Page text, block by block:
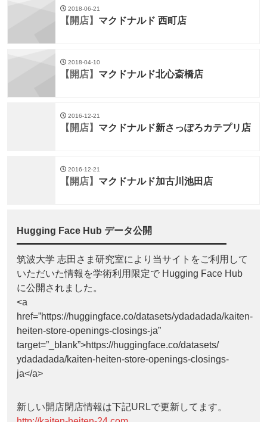
2018-06-21
【開店】 マクドナルド 西町店
2018-04-10
【開店】 マクドナルド北心斎橋店
2016-12-21
【開店】 マクドナルド新さっぽろカテプリ店
2016-12-21
【開店】 マクドナルド加古川池田店
Hugging Face Hub データ公開
筑波大学 志田さま研究室により当サイトをご利用して
いただいた情報を学術利用限定で Hugging Face Hub
に公開されました。
<a
href=”https://huggingface.co/datasets/ydadadada/kaiten-
heiten-store-openings-closings-ja”
target=”_blank”>https://huggingface.co/datasets/
ydadadada/kaiten-heiten-store-openings-closings-
ja</a>
新しい開店閉店情報は下記URLで更新してます。